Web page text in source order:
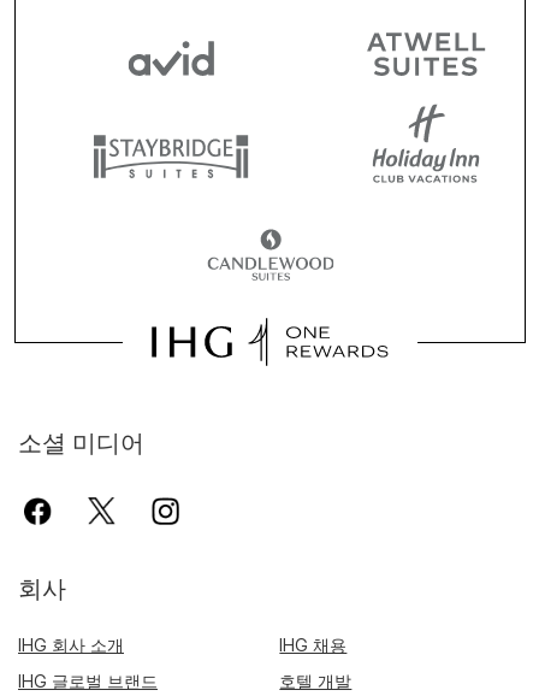
소셜 미디어
회사
IHG 회사 소개
IHG 채용
IHG 글로벌 브랜드
호텔 개발